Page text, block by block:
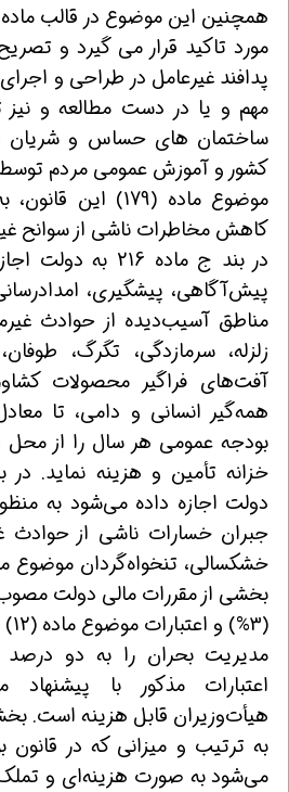
مورد تاكید قرار می گیرد و
پدافند غیرعامل در طراحی و
مهم و یا در دست مطالعه و نیز
ساختمان های حساس و شریان
کشور و آموزش عمومی مردم
موضوع ماده (179)
کاهش مخاطرات ناشی از سوانح
در بند ج ماده 216
پیش‌آگاهی، پیشگیری،
مناطق آسیب‌دیده از حوادث
زلزله، سرمازدگی، تگرگ،
آفت‌های فراگیر محصولات
بودجه عمومی هر سال را از محل
دولت اجازه داده می‌شود به
جبران خسارات ناشی از حوادث
اعتبارات مذکور با
هیأت‌وزیران قابل هزینه است.
به ترتیب و میزانی که در قانون
می‌شود به صورت هزینه‌ای و تملک